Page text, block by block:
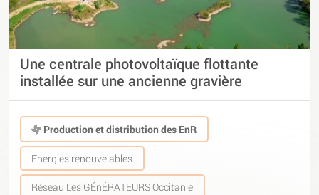
Une centrale photovoltaïque flottante
installée sur une ancienne gravière
Production et distribution des EnR
Energies renouvelables
Réseau Les GÉnÉRATEURS Occitanie